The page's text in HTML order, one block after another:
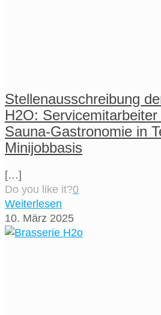
Stellenausschreibung
H2O:
Sauna-Gastronomie in
Minijobbasis
[…]
Do you like it?0
Weiterlesen
10. März 2025